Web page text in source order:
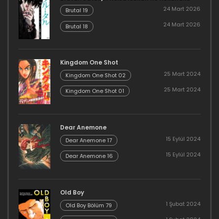
Brutal 19 24 Mart 2026
Brutal 18 24 Mart 2026
Kingdom One Shot
Kingdom One Shot 02 25 Mart 2024
Kingdom One Shot 01 25 Mart 2024
Dear Anemone
Dear Anemone 17 15 Eylül 2024
Dear Anemone 16 15 Eylül 2024
Old Boy
Old Boy Bölüm 79 1 Şubat 2024